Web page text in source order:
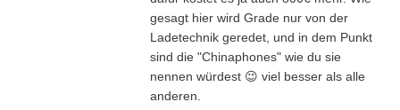
gesagt hier wird Grade nur von der
Ladetechnik geredet, und in dem Punkt
sind die "Chinaphones" wie du sie
nennen würdest 😉 viel besser als alle
anderen.